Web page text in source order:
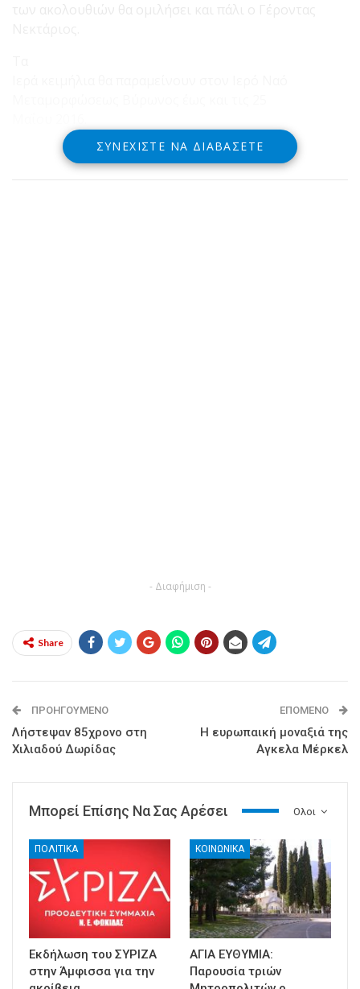
ΣΥΝΕΧΊΣΤΕ ΝΑ ΔΙΑΒΆΣΕΤΕ
- Διαφήμιση -
Share
ΠΡΟΗΓΟΎΜΕΝΟ
Λήστεψαν 85χρονο στη
Χιλιαδού Δωρίδας
ΕΠΌΜΕΝΟ
Η ευρωπαική μοναξιά της
Αγκελα Μέρκελ
Ολοι
Μπορεί Επίσης Να Σας Αρέσει
ΠΟΛΙΤΙΚΑ
Εκδήλωση του ΣΥΡΙΖΑ
στην Άμφισσα για την
ΚΟΙΝΩΝΙΚΑ
ΑΓΙΑ ΕΥΘΥΜΙΑ:
Παρουσία τριών